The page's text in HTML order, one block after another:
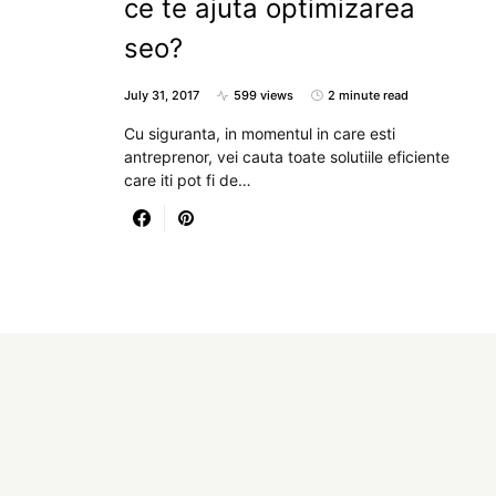
ce te ajuta optimizarea
seo?
July 31, 2017 599 views 2 minute read
Cu siguranta, in momentul in care esti
antreprenor, vei cauta toate solutiile eficiente
care iti pot fi de…